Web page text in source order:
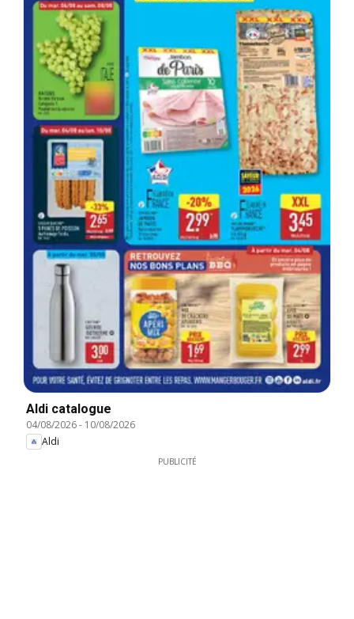
Aldi catalogue
04/08/2026- 10/08/2026
Aldi
PUBLICITÉ